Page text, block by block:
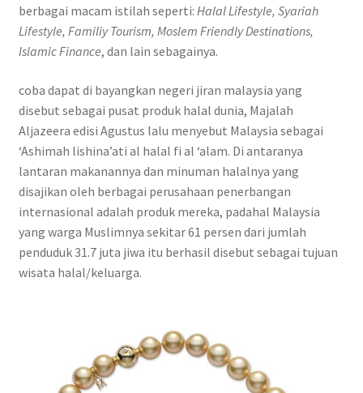
berbagai macam istilah seperti: Halal Lifestyle, Syariah
Lifestyle, Familiy Tourism, Moslem Friendly Destinations,
Islamic Finance, dan lain sebagainya.
coba dapat di bayangkan negeri jiran malaysia yang
disebut sebagai pusat produk halal dunia, Majalah
Aljazeera edisi Agustus lalu menyebut Malaysia sebagai
‘Ashimah lishina’ati al halal fi al ‘alam. Di antaranya
lantaran makanannya dan minuman halalnya yang
disajikan oleh berbagai perusahaan penerbangan
internasional adalah produk mereka, padahal Malaysia
yang warga Muslimnya sekitar 61 persen dari jumlah
penduduk 31.7 juta jiwa itu berhasil disebut sebagai tujuan
wisata halal/keluarga.